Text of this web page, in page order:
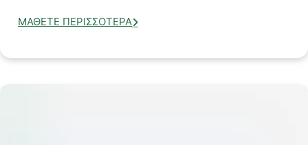
ΜΆΘΕΤΕ ΠΕΡΙΣΣΌΤΕΡΑ